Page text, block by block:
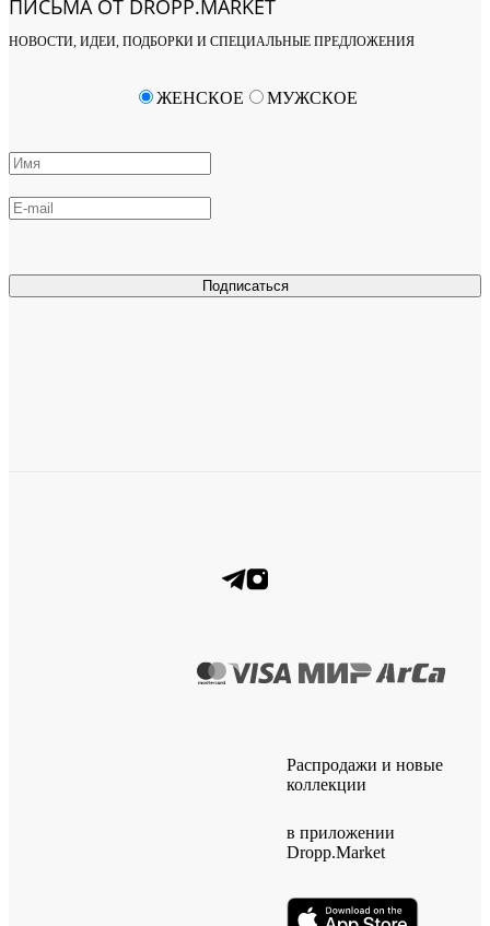
ПИСЬМА ОТ DROPP.MARKET
НОВОСТИ, ИДЕИ, ПОДБОРКИ И СПЕЦИАЛЬНЫЕ ПРЕДЛОЖЕНИЯ
Подписаться
ЖЕНСКОЕ МУЖСКОЕ
Распродажи и новые
коллекции
в приложении
Dropp.Market